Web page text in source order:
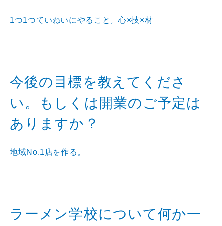
1つ1つていねいにやること。心×技×材
今後の目標を教えてくださ
い。もしくは開業のご予定は
ありますか？
地域No.1店を作る。
ラーメン学校について何か一